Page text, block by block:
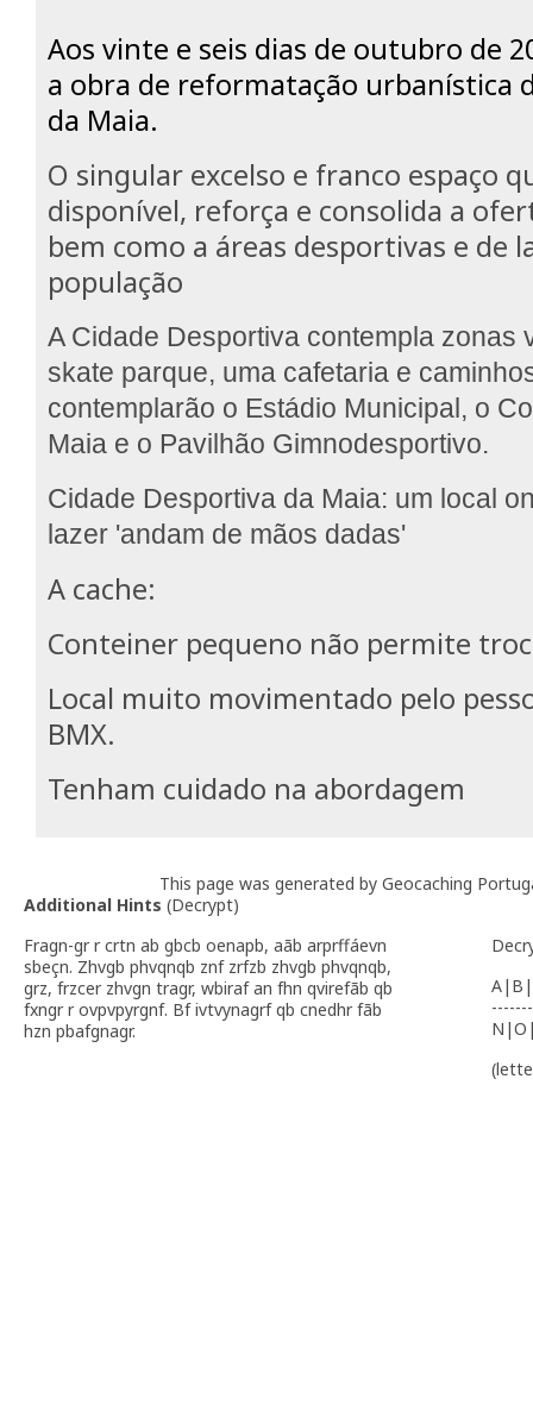
Aos vinte e seis dias de outubro de
a obra de reformatação urbanística
da Maia.
O singular excelso e franco espaço
disponível, reforça e consolida a
bem como a áreas desportivas e de
população
A Cidade Desportiva contempla zonas
skate parque, uma cafetaria e
contemplarão o Estádio Municipal, o
Maia e o Pavilhão Gimnodesportivo.
Cidade Desportiva da Maia: um local
lazer 'andam de mãos dadas'
A cache:
Conteiner pequeno não permite
Local muito movimentado pelo
BMX.
Tenham cuidado na abordagem
This page was generated by Geocaching
Additional Hints (Decrypt)
Fragn-gr r crtn ab gbcb oenapb, aãb arprffáevn
sbeçn. Zhvgb phvqnqb znf zrfzb zhvgb phvqnqb,
grz, frzcer zhvgn tragr, wbiraf an fhn qvirefãb qb
fxngr r ovpvpyrgnf. Bf ivtvynagrf qb cnedhr fãb
hzn pbafgnagr.